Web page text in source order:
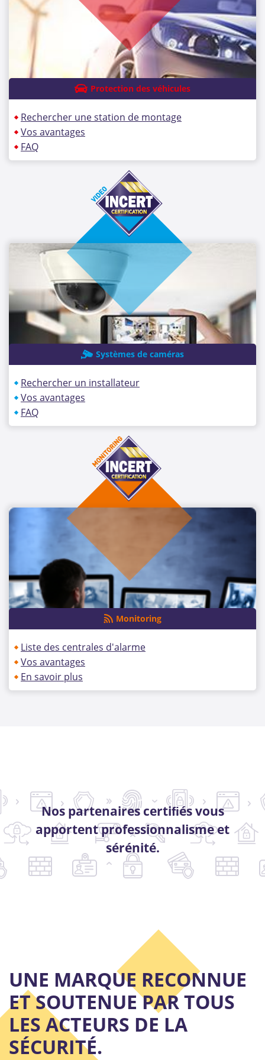
Protection des véhicules
Rechercher une station de montage
Vos avantages
FAQ
Systèmes de caméras
Rechercher un installateur
Vos avantages
FAQ
Monitoring
Liste des centrales d'alarme
Vos avantages
En savoir plus
Nos partenaires certiﬁés vous
apportent professionnalisme et
sérénité.
UNE MARQUE RECONNUE
ET SOUTENUE PAR TOUS
LES ACTEURS DE LA
SÉCURITÉ.